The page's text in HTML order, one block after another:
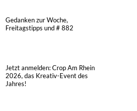
Gedanken zur Woche,
Freitagstipps und # 882
Jetzt anmelden: Crop Am Rhein
2026, das Kreativ-Event des
Jahres!